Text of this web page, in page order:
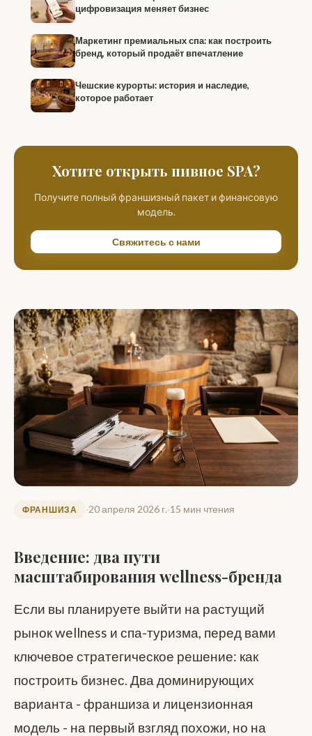
ФРАНШИЗА ·20 апреля 2026 г.·15 мин чтения
Введение: два пути
масштабирования wellness-бренда
Если вы планируете выйти на растущий
рынок wellness и спа-туризма, перед вами
ключевое стратегическое решение: как
построить бизнес. Два доминирующих
варианта - франшиза и лицензионная
модель - на первый взгляд похожи, но на
цифровизация меняет бизнес
Маркетинг премиальных спа: как построить
бренд, который продаёт впечатление
Чешские курорты: история и наследие,
которое работает
Хотите открыть пивное SPA?
Получите полный франшизный пакет и финансовую
модель.
Свяжитесь с нами